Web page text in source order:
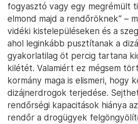
fogyasztó vagy egy megrémült
elmond majd a rendőröknek” –
vidéki kistelepüléseken és a
ahol leginkább pusztítanak a
gyakorlatilag öt percig tartana
kilétét. Valamiért ez mégsem
kormány maga is elismeri, hogy
dizájnerdrogok terjedése.
rendőrségi kapacitások hiánya
rendőr a drogügyek